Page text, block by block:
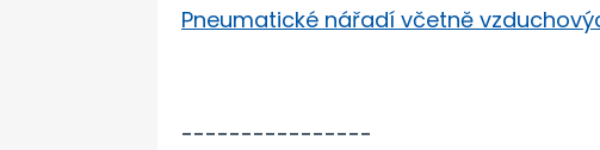
Pneumatické nářadí včetně
----------------